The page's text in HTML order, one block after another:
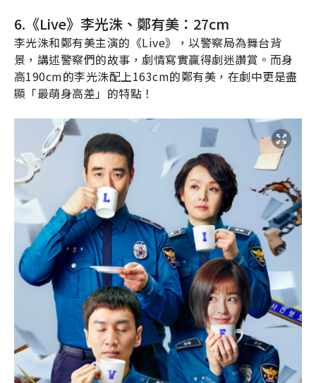
6. 《Live》李光洙、鄭有美： 27cm
李光洙和鄭有美主演的《Live》，以警察局為舞台背
景，講述警察們的故事，劇情寫實贏得劇迷讚賞。而身
高190cm的李光洙配上163cm的鄭有美，在劇中更是盡
顯「最萌身高差」的特點！